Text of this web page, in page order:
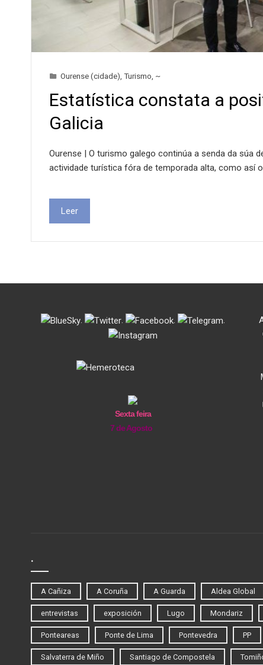
Ourense (cidade) Turismo ~
Estatística constata a
Galicia
Ourense | O turismo galego continúa a senda da súa
actividade turística fóra de temporada alta, como así
Leer
. . . .
Sexta feira
7 de Agosto
.
A Cañiza A Coruña A Guarda Aldea Global
entrevistas exposición Lugo Mondariz
Ponteareas Ponte de Lima Pontevedra PP
Salvaterra de Miño Santiago de Compostela